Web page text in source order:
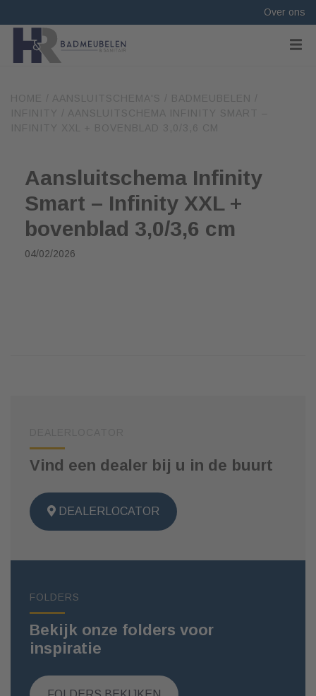
Over ons
HOME AANSLUITSCHEMA'S BADMEUBELEN
INFINITY
AANSLUITSCHEMA INFINITY SMART –
INFINITY XXL + BOVENBLAD 3,0/3,6 CM
Aansluitschema Infinity
Smart – Infinity XXL +
bovenblad 3,0/3,6 cm
04/02/2026
Vind een dealer bij u in de buurt
DEALERLOCATOR
FOLDERS
Bekijk onze folders voor
inspiratie